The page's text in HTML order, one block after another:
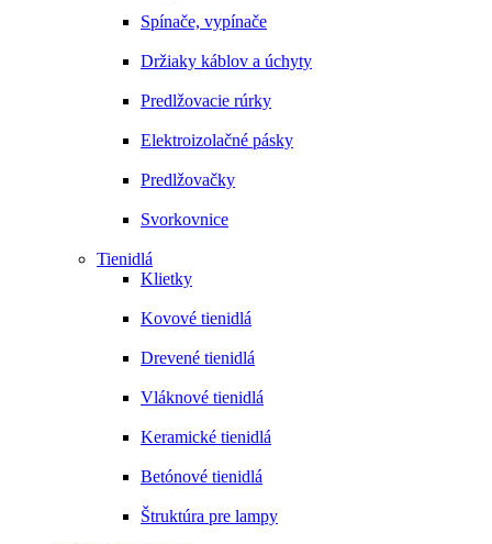
Spínače, vypínače
Držiaky káblov a úchyty
Predlžovacie rúrky
Elektroizolačné pásky
Predlžovačky
Svorkovnice
Tienidlá
Klietky
Kovové tienidlá
Drevené tienidlá
Vláknové tienidlá
Keramické tienidlá
Betónové tienidlá
Štruktúra pre lampy